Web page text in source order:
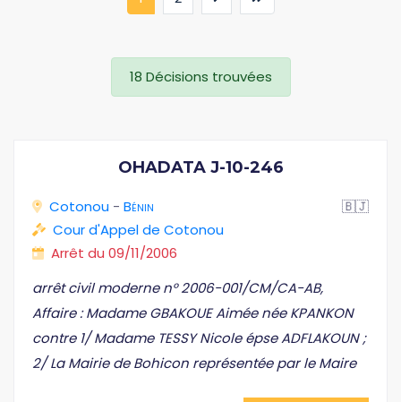
18 Décisions trouvées
OHADATA J-10-246
Cotonou - Bénin
🇧🇯
Cour d'Appel de Cotonou
Arrêt du 09/11/2006
arrêt civil moderne n° 2006-001/CM/CA-AB,
Affaire : Madame GBAKOUE Aimée née KPANKON
contre 1/ Madame TESSY Nicole épse ADFLAKOUN ;
2/ La Mairie de Bohicon représentée par le Maire